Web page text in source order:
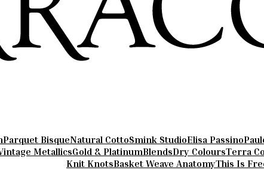
Parquet BisqueNatural CottoSmink StudioElisa Passino
MetallicsGold & PlatinumBlendsDry ColoursTerra
Knit KnotsBasket Weave AnatomyThis Is